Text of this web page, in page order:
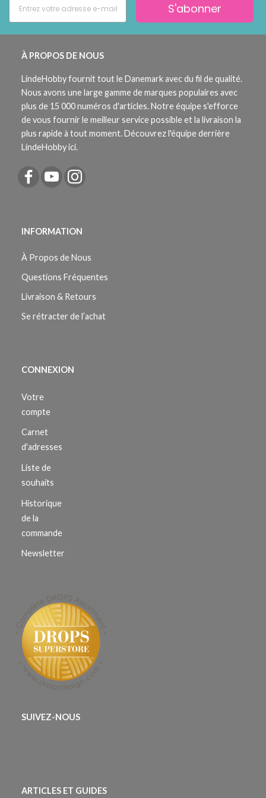
S'abonner
À PROPOS DE NOUS
LindeHobby fournit tout le Danemark avec du fil de qualité.
Nous avons une large gamme de marques populaires avec
plus de 15 000 numéros d'articles. Notre équipe s'efforce
de vous fournir le meilleur service possible et la livraison la
plus rapide à tout moment. Découvrez l'équipe derrière
LindeHobby ici.
INFORMATION
À Propos de Nous
Questions Fréquentes
Livraison & Retours
Se rétracter de l’achat
CONNEXION
Votre
compte
Carnet
d'adresses
Liste de
souhaits
Historique
de la
commande
Newsletter
SUIVEZ-NOUS
ARTICLES ET GUIDES